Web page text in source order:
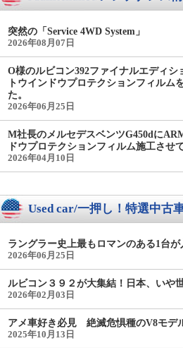
突然の「Service 4WD System」
2026年08月07日
O様のルビコン392ファイナルエディ
トウインドウプロテクションフィルム
た。
2026年06月25日
M社長のメルセデスベンツG450dに
ドウプロテクションフィルム施工させ
2026年04月10日
Used car/一押し！特選中古
ラングラー史上最もロマンのある1台が
2026年06月25日
ルビコン３９２が大集結！日本、いや
2026年02月03日
アメ車好き必見 絶滅危惧種のV8モデ
2025年10月13日